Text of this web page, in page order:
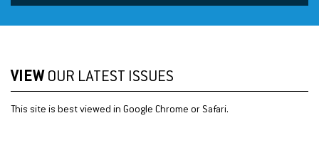
VIEW OUR LATEST ISSUES
This site is best viewed in Google Chrome or Safari.